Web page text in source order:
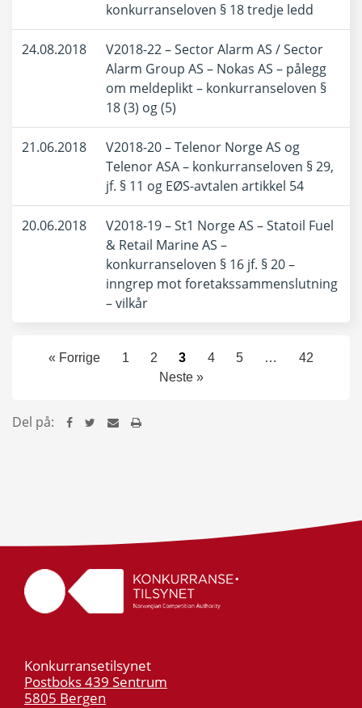
konkurranseloven § 18 tredje ledd
24.08.2018
V2018-22 – Sector Alarm AS / Sector
Alarm Group AS – Nokas AS – pålegg
om meldeplikt – konkurranseloven §
18 (3) og (5)
21.06.2018
V2018-20 – Telenor Norge AS og
Telenor ASA – konkurranseloven § 29,
jf. § 11 og EØS-avtalen artikkel 54
20.06.2018
V2018-19 – St1 Norge AS – Statoil Fuel
& Retail Marine AS –
konkurranseloven § 16 jf. § 20 –
inngrep mot foretakssammenslutning
– vilkår
« Forrige 1 2 3 4 5 …
42
Neste »
Del på:
Konkurransetilsynet
Postboks 439 Sentrum
5805 Bergen